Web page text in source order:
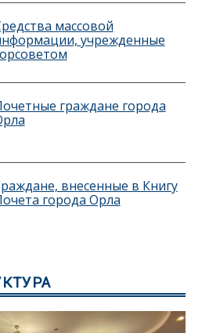
массовой
учрежденные
граждане города
внесенные в Книгу
города Орла